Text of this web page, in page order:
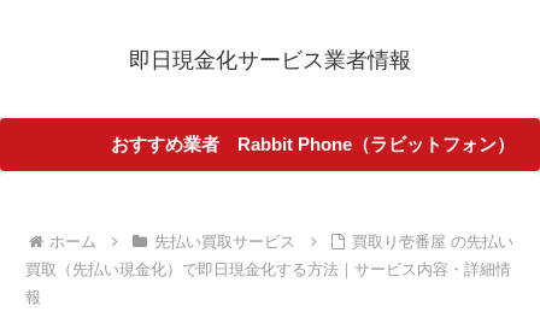
即日現金化サービス業者情報
おすすめ業者 Rabbit Phone（ラビットフォン）
ホーム 先払い買取サービス
買取り壱番屋 の先払い
買取（先払い現金化）で即日現金化する方法｜サービス内容・詳細情
報